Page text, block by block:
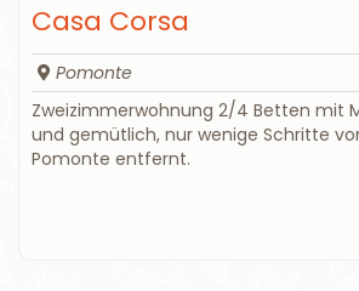
Casa Corsa
Pomonte
Zweizimmerwohnung 2/4 Betten mit
und gemütlich, nur wenige Schritte
Pomonte entfernt.